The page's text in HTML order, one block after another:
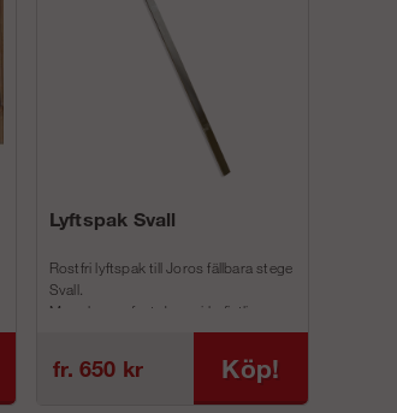
Lyftspak Svall
Rostfri lyftspak till Joros fällbara stege
Svall.
Man skruvar fast denna i befintliga
fr. 650 kr Köp!